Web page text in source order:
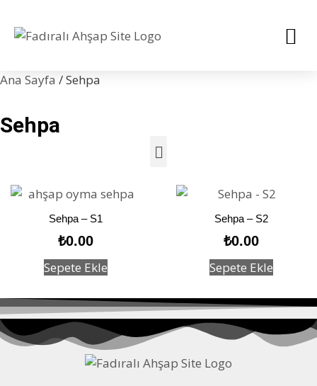
Ana Sayfa / Sehpa
Sehpa
Sehpa – S1
₺0.00
Sepete Ekle
Sehpa – S2
₺0.00
Sepete Ekle